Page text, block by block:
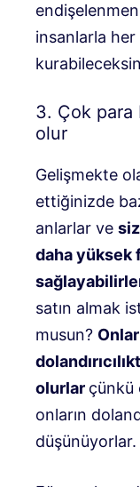
insanlarla
3. Çok para
olur
Gelişmekte
ettiğinizde
anlarlar ve
daha yüksek
satın almak
musun?
olurlar çünkü
onların
düşünüyorlar.